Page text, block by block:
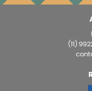
(11)